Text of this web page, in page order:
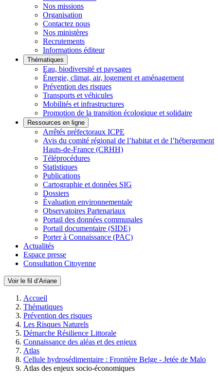
Nos missions
Organisation
Contactez nous
Nos ministères
Recrutements
Informations éditeur
Thématiques
Eau, biodiversité et paysages
Énergie, climat, air, logement et aménagement
Prévention des risques
Transports et véhicules
Mobilités et infrastructures
Promotion de la transition écologique et solidaire
Ressources en ligne
Arrêtés préfectoraux ICPE
Avis du comité régional de l’habitat et de l’hébergement
Hauts-de-France (CRHH)
Téléprocédures
Statistiques
Publications
Cartographie et données SIG
Dossiers
Évaluation environnementale
Observatoires Partenariaux
Portail des données communales
Portail documentaire (SIDE)
Porter à Connaissance (PAC)
Actualités
Espace presse
Consultation Citoyenne
Voir le fil d’Ariane
Accueil
Thématiques
Prévention des risques
Les Risques Naturels
Démarche Résilience Littorale
Connaissance des aléas et des enjeux
Atlas
Cellule hydrosédimentaire : Frontière Belge - Jetée de Malo
Atlas des enjeux socio-économiques